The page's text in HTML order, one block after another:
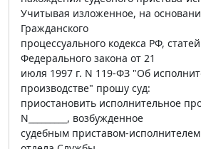
Учитывая изложенное, на
Гражданского
процессуального кодекса РФ,
Федерального закона от 21
июля 1997 г. N 119-ФЗ "Об
производстве" прошу суд:
приостановить исполнительное
N_________, возбужденное
судебным приставом-исполнителем